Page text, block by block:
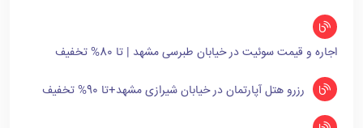
اجاره و قیمت سوئیت در خیابان طبرسی مشهد | تا 80% تخفیف
رزرو هتل آپارتمان در خیابان شیرازی مشهد+تا 90% تخفیف